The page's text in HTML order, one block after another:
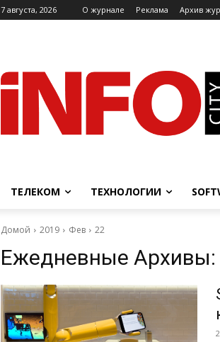
7 августа, 2026 O журнале Реклама Архив
ТЕЛЕКОМ ТЕХНОЛОГИИ
Домой 2019 Фев 22
Ежедневные Архивы: